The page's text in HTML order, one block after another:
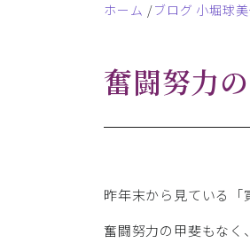
ホーム ブログ 小堀球
奮闘努力
昨年末から見ている「
奮闘努力の甲斐もなく